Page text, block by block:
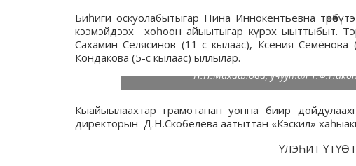
Биһиги оскуолабытыгар Нина Иннокентьевна
кээмэйдээх хоһоон айыытыгар күрэх ыыттыбыт.
Сахамин Селясинов (11-с кылаас), Ксения
Кондакова (5-с кылаас) ыллылар.
Н.Н.Михайлова, учуутал
Кыайыылаахтар грамотанан уонна биир
директорын Д.Н.Скобелева аатыттан «Кэскил»
ҮЛЭҺИТ